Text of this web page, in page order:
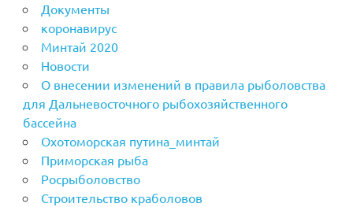
Документы
коронавирус
Минтай 2020
Новости
О внесении изменений в правила рыболовства
для Дальневосточного рыбохозяйственного
бассейна
Охотоморская путина_минтай
Приморская рыба
Росрыболовство
Строительство краболовов